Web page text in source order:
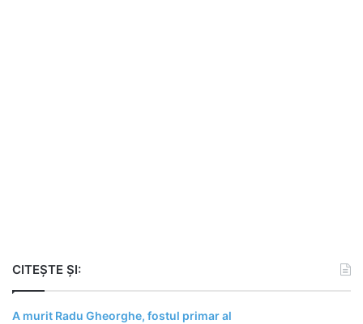
CITEȘTE ȘI:
A murit Radu Gheorghe, fostul primar al